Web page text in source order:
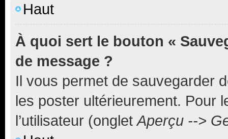
Haut
À quoi sert le bouton «
de message ?
Il vous permet de sauvegarder
les poster ultérieurement. Pour
l’utilisateur (ongletAperçu -->